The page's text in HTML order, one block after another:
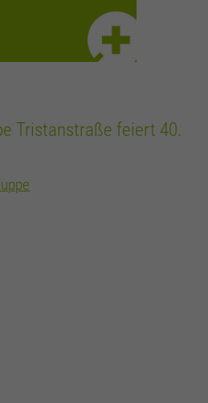
Tristanstraße feiert 40.